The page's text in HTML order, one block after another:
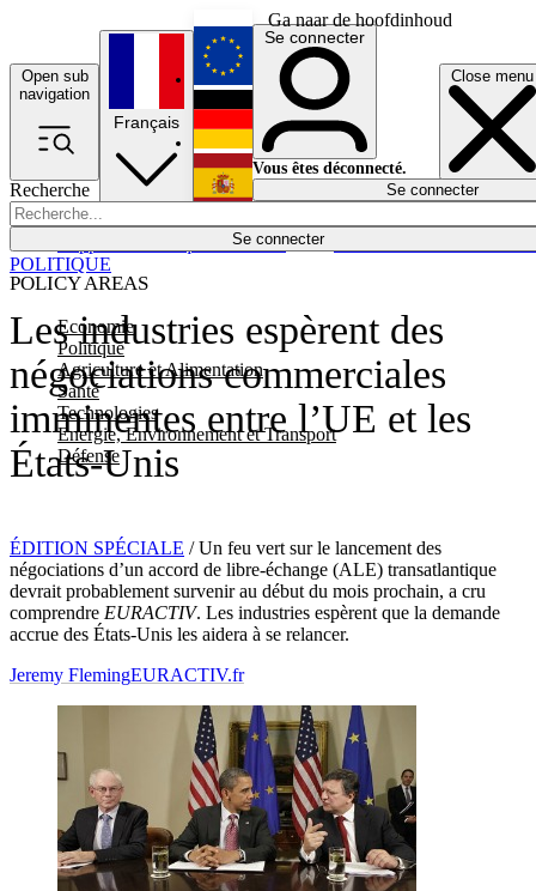
Ga naar de hoofdinhoud
Open sub
navigation
Close menu
Recherche
Se connecter
POLICY AREAS
Economie
Politique
Agriculture et Alimentation
Santé
Technologies
Energie, Environnement et Transport
Défense
Économie
Français
English
Deutsch
Español
Se connecter
Vous êtes déconnecté.
Se connecter
Les industries espèrent des
négociations commerciales
imminentes entre l’UE et les
États-Unis
ÉDITION SPÉCIALE / Un feu vert sur le lancement des
négociations d’un accord de libre-échange (ALE) transatlantique
devrait probablement survenir au début du mois prochain, a cru
comprendre EURACTIV. Les industries espèrent que la demande
accrue des États-Unis les aidera à se relancer.
POLITIQUE
Jeremy FlemingEURACTIV.fr